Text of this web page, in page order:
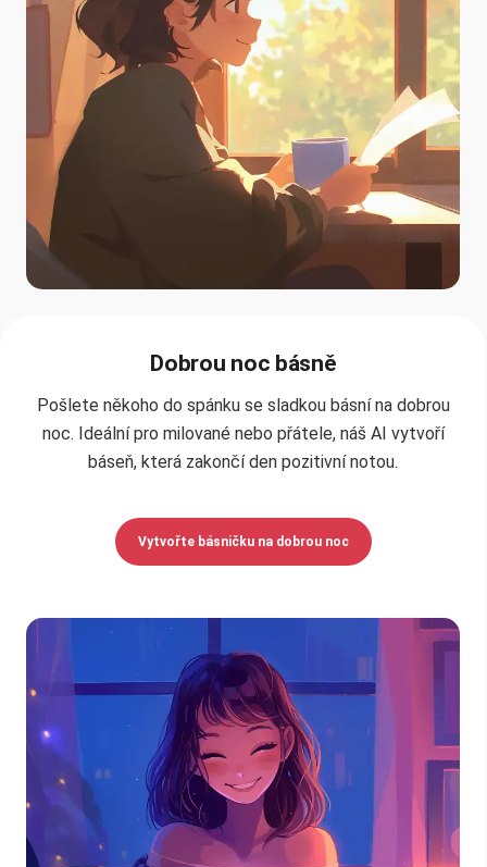
Dobrou noc básně
Pošlete někoho do spánku se sladkou básní na dobrou
noc. Ideální pro milované nebo přátele, náš AI vytvoří
báseň, která zakončí den pozitivní notou.
Vytvořte básničku na dobrou noc